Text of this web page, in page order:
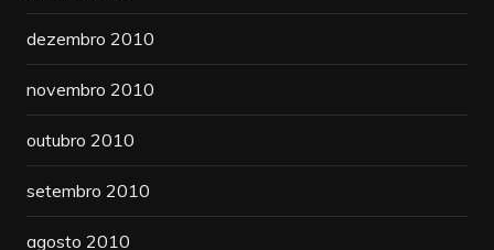
dezembro 2010
novembro 2010
outubro 2010
setembro 2010
agosto 2010